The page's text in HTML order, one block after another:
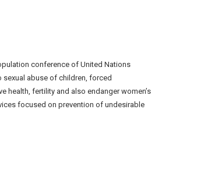
conference of United Nations
sexual abuse of children, forced
fertility and also endanger women’s
focused on prevention of undesirable